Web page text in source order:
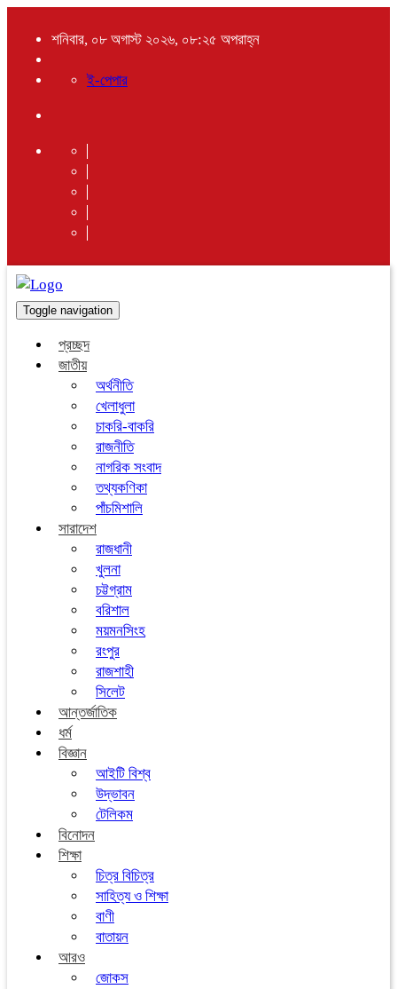
শনিবার, ০৮ অগাস্ট ২০২৬, ০৮:২৫ অপরাহ্ন
ই-পেপার
Toggle navigation
প্রচ্ছদ
জাতীয়
অর্থনীতি
খেলাধুলা
চাকরি-বাকরি
রাজনীতি
নাগরিক সংবাদ
তথ্যকণিকা
পাঁচমিশালি
সারাদেশ
রাজধানী
খুলনা
চট্টগ্রাম
বরিশাল
ময়মনসিংহ
রংপুর
রাজশাহী
সিলেট
আন্তর্জাতিক
ধর্ম
বিজ্ঞান
আইটি বিশ্ব
উদ্ভাবন
টেলিকম
বিনোদন
শিক্ষা
চিত্র বিচিত্র
সাহিত্য ও শিক্ষা
বাণী
বাতায়ন
আরও
জোকস